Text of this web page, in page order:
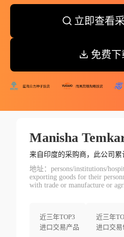
立即查看
免费下
Manisha
来自印度的采购商，此公司累
地址：persons/institutions/
exporting goods for their
with trade or manufacture or
近三年TOP3
进口交易产品
近三年
进口交易